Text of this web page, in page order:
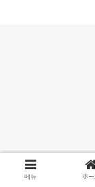
메뉴 ホ